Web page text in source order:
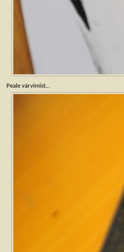
Peale värvimist…